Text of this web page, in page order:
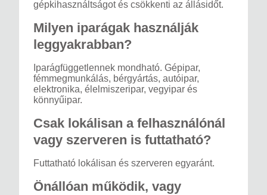
gépkihasználtságot és csökkenti az állásidőt.
Milyen iparágak használják
leggyakrabban?
Iparágfüggetlennek mondható. Gépipar,
fémmegmunkálás, bérgyártás, autóipar,
elektronika, élelmiszeripar, vegyipar és
könnyűipar.
Csak lokálisan a felhasználónál
vagy szerveren is futtatható?
Futtatható lokálisan és szerveren egyaránt.
Önállóan működik, vagy